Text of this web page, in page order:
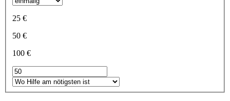
25 €
50 €
100 €